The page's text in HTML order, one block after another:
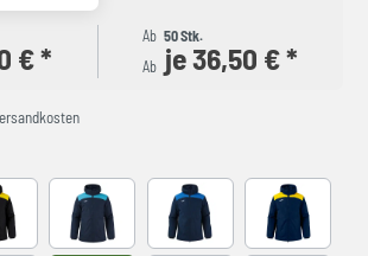
€ *
Ab 50 Stk.
Ab je 36,50 € *
BLACK-YELLOW DARK NAVY TURQUESANAVY-ROYAL NAVY-